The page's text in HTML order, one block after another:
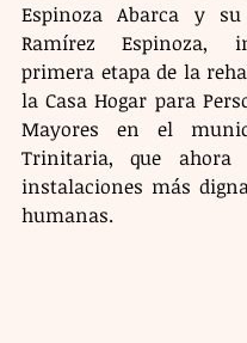
Espinoza Abarca y
Ramírez Espinoza,
primera etapa de la
la Casa Hogar para
Mayores en el
Trinitaria, que ahora
instalaciones más
humanas.